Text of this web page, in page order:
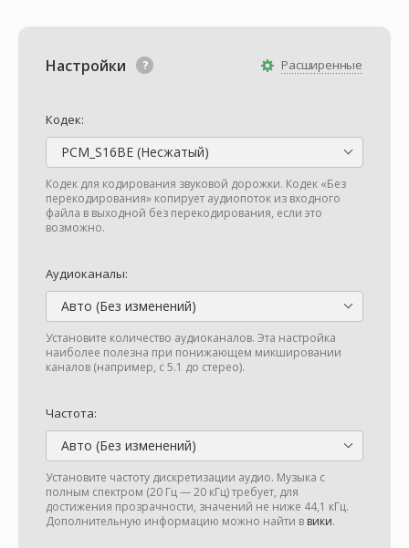
Расширенные
Настройки
Кодек:
PCM_S16BE (Несжатый)
Кодек для кодирования звуковой дорожки. Кодек «Без
перекодирования» копирует аудиопоток из входного
файла в выходной без перекодирования, если это
возможно.
Аудиоканалы:
Авто (Без изменений)
Установите количество аудиоканалов. Эта настройка
наиболее полезна при понижающем микшировании
каналов (например, с 5.1 до стерео).
Частота:
Авто (Без изменений)
Установите частоту дискретизации аудио. Музыка с
полным спектром (20 Гц — 20 кГц) требует, для
достижения прозрачности, значений не ниже 44,1 кГц.
Дополнительную информацию можно найти в вики.